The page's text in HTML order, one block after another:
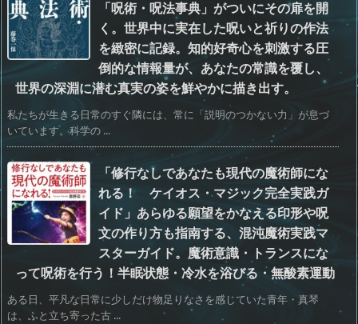
「呪術・呪法事典」がついにその扉を開
く。世界中に実在した呪いと祈りの作法
を緻密に記録。知的好奇心を刺激する圧
倒的な情報量が、あなたの常識を覆し、
世界の深淵に潜む真実の姿を鮮やかに描き出す。
私たちが生きる日常のすぐ隣には、常に「説明のつかない力」が息づ
いています。科学の ...
「修行なしであなたも現代の魔術師にな
れる！ ケイオス・マジック完全実践ガ
イド」あらゆる願望をかなえる印形や呪
文の作り方も指南する、混沌魔術実践マ
スターガイド。魔術意識・トランスにな
って呪術を行う！半眠状態・冷水を浴びる・無酸素運動
ある日、平凡な日常に少しだけ物足りなさを感じていた青年・真琴
は、ふと立ち寄った古 ...